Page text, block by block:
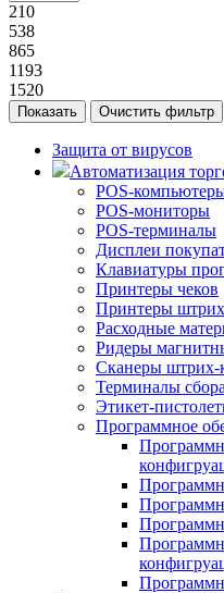
210
538
865
1193
1520
Защита от вирусов
Автоматизация
POS-
POS-мониторы
POS-терминалы
Дисплеи
Клавиатуры
Принтеры чеков
Принтеры
Расходные
Ридеры
Сканеры штрих-
Терминалы
Этикет-
Программное